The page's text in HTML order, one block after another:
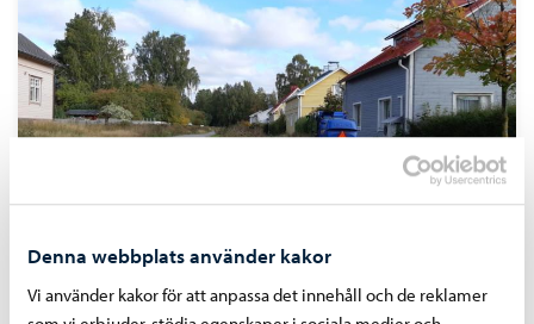
Denna webbplats använder kakor
Vi använder kakor för att anpassa det innehåll och de reklamer
Underhåll och användning av grönområden